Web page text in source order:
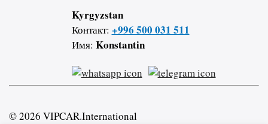
Kyrgyzstan
Контакт: +996 500 031 511
Имя: Konstantin
© 2026 VIPCAR.International